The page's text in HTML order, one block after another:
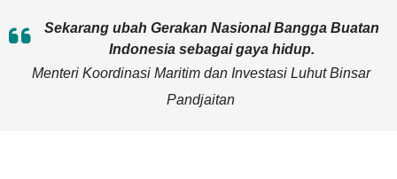
Sekarang ubah Gerakan Nasional Bangga Buatan
Indonesia sebagai gaya hidup.
Menteri Koordinasi Maritim dan Investasi Luhut Binsar
Pandjaitan